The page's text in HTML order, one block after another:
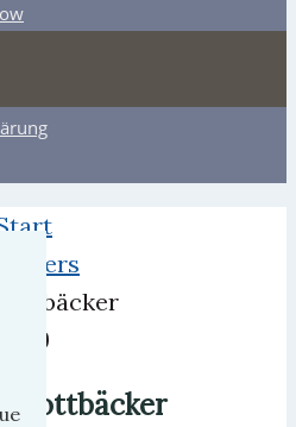
Webers
Pottbäcker
2009
Pottbäcker